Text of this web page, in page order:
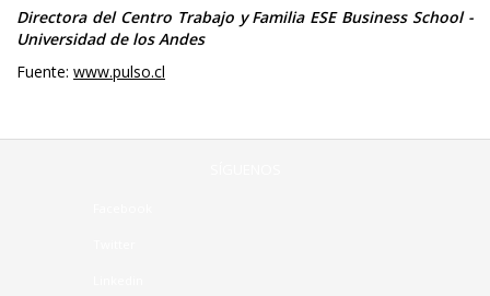
Directora del Centro Trabajo y Familia ESE Business School -
Universidad de los Andes
Fuente: www.pulso.cl